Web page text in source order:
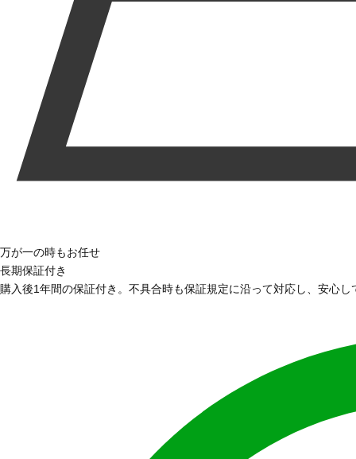
万が一の時もお任せ
長期保証付き
購入後1年間の保証付き。不具合時も保証規定に沿って対応し、安心